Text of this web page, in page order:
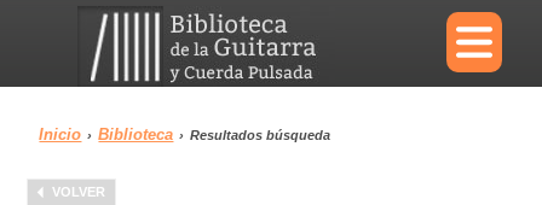
×
Menu
Inicio › Biblioteca › Resultados búsqueda
VOLVER